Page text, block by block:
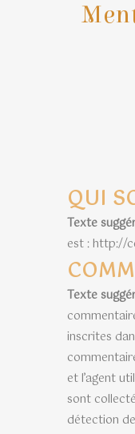
QUI
Texte
est : http://
Texte
inscrites
et l’agent
sont
détection